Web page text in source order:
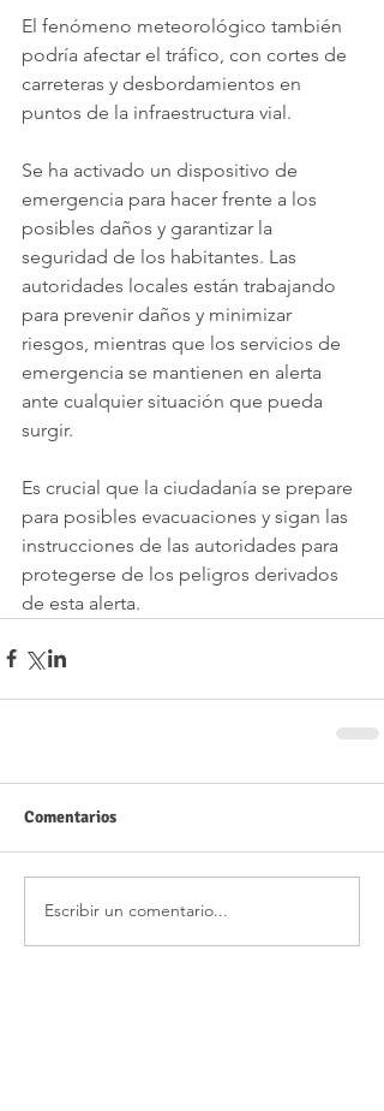
El fenómeno meteorológico también
podría afectar el tráfico, con cortes de
carreteras y desbordamientos en
puntos de la infraestructura vial.
Se ha activado un dispositivo de
emergencia para hacer frente a los
posibles daños y garantizar la
seguridad de los habitantes. Las
autoridades locales están trabajando
para prevenir daños y minimizar
riesgos, mientras que los servicios de
emergencia se mantienen en alerta
ante cualquier situación que pueda
surgir.
Es crucial que la ciudadanía se prepare
para posibles evacuaciones y sigan las
instrucciones de las autoridades para
protegerse de los peligros derivados
de esta alerta.
Comentarios
Escribir un comentario...